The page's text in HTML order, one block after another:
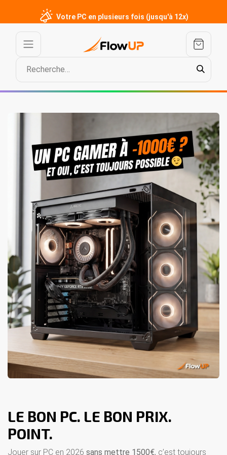
Votre PC en plusieurs fois (jusqu'à 12x)
LE BON PC. LE BON PRIX.
POINT.
Jouer sur PC en 2026 sans mettre 1500€, c’est toujours